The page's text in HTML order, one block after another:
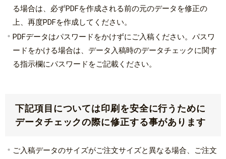
る場合は、必ずPDFを作成される前の元のデータを修正の
上、再度PDFを作成してください。
PDFデータはパスワードをかけずにご入稿ください。パスワ
ードをかける場合は、データ入稿時のデータチェックに関す
る指示欄にパスワードをご記載ください。
下記項目については印刷を安全に行うために
データチェックの際に修正する事があります
ご入稿データのサイズがご注文サイズと異なる場合、ご注文